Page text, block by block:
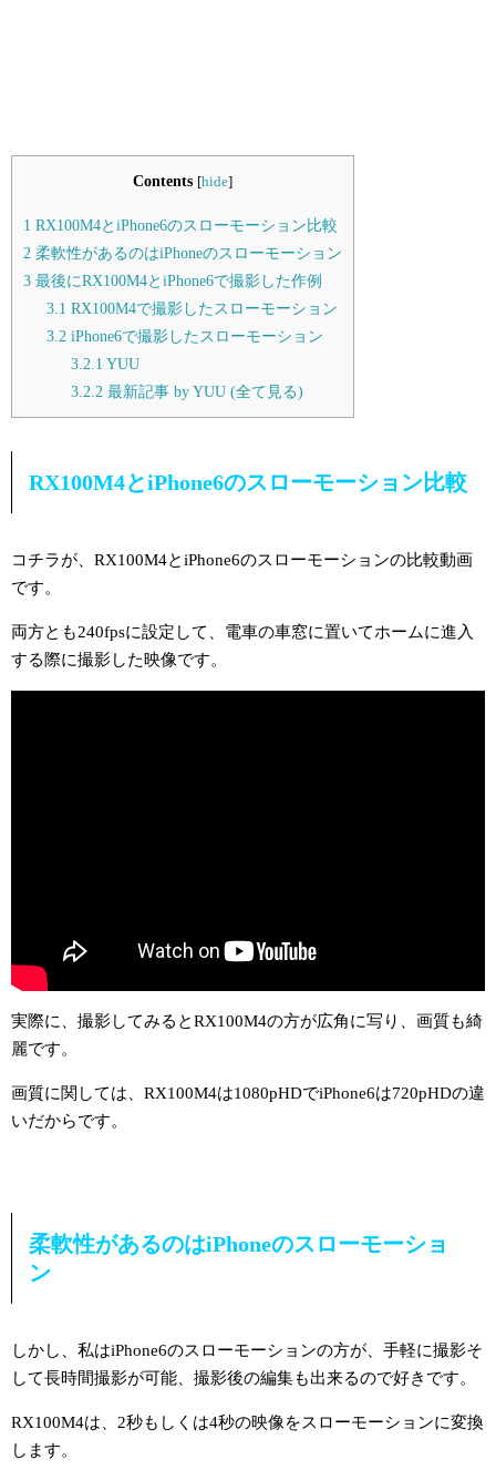
Contents [hide]
1 RX100M4とiPhone6のスローモーション比較
2 柔軟性があるのはiPhoneのスローモーション
3 最後にRX100M4とiPhone6で撮影した作例
3.1 RX100M4で撮影したスローモーション
3.2 iPhone6で撮影したスローモーション
3.2.1 YUU
3.2.2 最新記事 by YUU (全て見る)
RX100M4とiPhone6のスローモーション比較
コチラが、RX100M4とiPhone6のスローモーションの比較動画
です。
両方とも240fpsに設定して、電車の車窓に置いてホームに進入
する際に撮影した映像です。
実際に、撮影してみるとRX100M4の方が広角に写り、画質も綺
麗です。
画質に関しては、RX100M4は1080pHDでiPhone6は720pHDの違
いだからです。
柔軟性があるのはiPhoneのスローモーショ
ン
しかし、私はiPhone6のスローモーションの方が、手軽に撮影そ
して長時間撮影が可能、撮影後の編集も出来るので好きです。
RX100M4は、2秒もしくは4秒の映像をスローモーションに変換
します。